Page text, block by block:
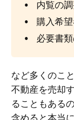
内覧の
購入希
必要書
など多くのこ
不動産を売却
ることもある
含めると本当